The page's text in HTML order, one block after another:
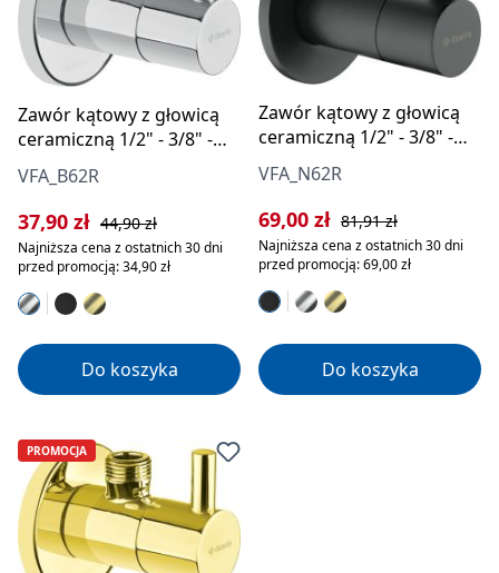
Zawór kątowy z głowicą
ceramiczną 1/2" - 3/8" -
okrągły
VFA_B62R
Cena sprzedaży:
37,90 zł Cena regularna:
44,90 zł
Najniższa cena z ostatnich 30 dni
przed promocją: 34,90 zł
Do koszyka
Zawór kątowy z głowicą
ceramiczną 1/2" - 3/8" -
okrągły
VFA_N62R
Cena sprzedaży:
69,00 zł Cena regularna:
81,91 zł
Najniższa cena z ostatnich 30 dni
przed promocją: 69,00 zł
Do koszyka
PROMOCJA